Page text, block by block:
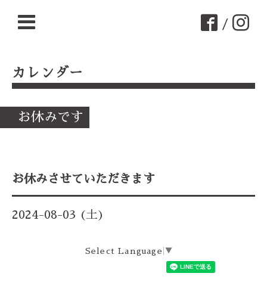
/
カレンダー
お休みです
お休みさせていただきます
2024-08-03 (土)
Select Language ▼